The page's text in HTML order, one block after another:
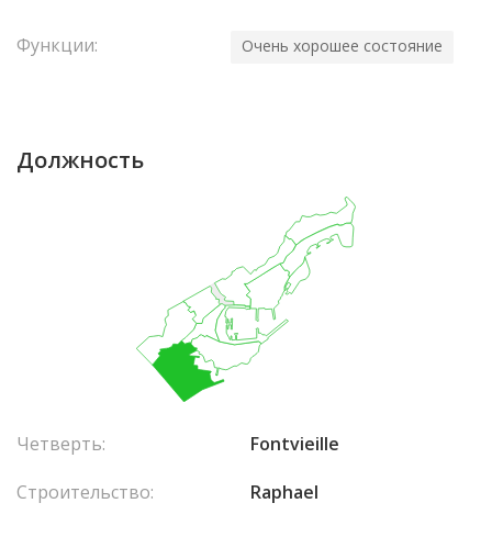
Функции: Очень хорошее состояние
Должность
Четверть:
Fontvieille
Строительство:
Raphael